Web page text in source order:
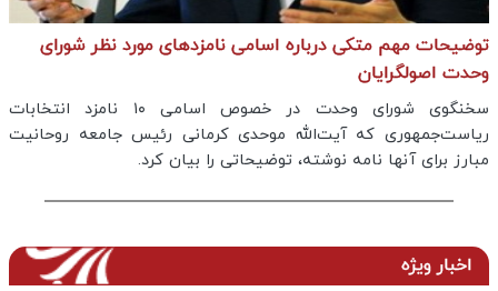
توضیحات مهم متکی درباره اسامی نامزدهای مورد نظر شورای
وحدت اصولگرایان
سخنگوی شورای وحدت در خصوص اسامی ۱۰ نامزد انتخابات
ریاست‌جمهوری که آیت‌الله موحدی کرمانی رئیس جامعه روحانیت
مبارز برای آنها نامه نوشته، توضیحاتی را بیان کرد.
اخبار ویژه